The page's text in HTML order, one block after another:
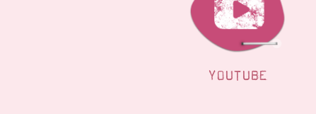
YOUTUBE